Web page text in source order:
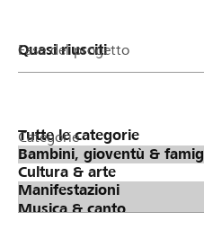
Fase del progetto
Categorie